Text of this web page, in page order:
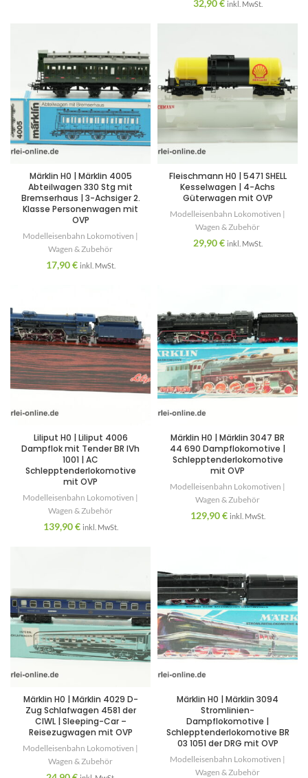
32,90€ inkl. MwSt.
Märklin H0 | Märklin 4005
Abteilwagen 330 Stg mit
Bremserhaus | 3-Achsiger 2.
Klasse Personenwagen mit
OVP
Modelleisenbahn Lokomotiven |
Wagen & Zubehör
17,90€ inkl. MwSt.
Fleischmann H0 | 5471 SHELL
Kesselwagen | 4-Achs
Güterwagen mit OVP
Modelleisenbahn Lokomotiven |
Wagen & Zubehör
29,90€ inkl. MwSt.
Liliput H0 | Liliput 4006
Dampflok mit Tender BR IVh
1001 | AC
Schlepptenderlokomotive
mit OVP
Modelleisenbahn Lokomotiven |
Wagen & Zubehör
139,90€ inkl. MwSt.
Märklin H0 | Märklin 3047 BR
44 690 Dampflokomotive |
Schlepptenderlokomotive
mit OVP
Modelleisenbahn Lokomotiven |
Wagen & Zubehör
129,90€ inkl. MwSt.
Märklin H0 | Märklin 4029 D-
Zug Schlafwagen 4581 der
CIWL | Sleeping-Car –
Reisezugwagen mit OVP
Modelleisenbahn Lokomotiven |
Wagen & Zubehör
Märklin H0 | Märklin 3094
Stromlinien-
Dampflokomotive |
Schlepptenderlokomotive BR
03 1051 der DRG mit OVP
Modelleisenbahn Lokomotiven |
Wagen & Zubehör